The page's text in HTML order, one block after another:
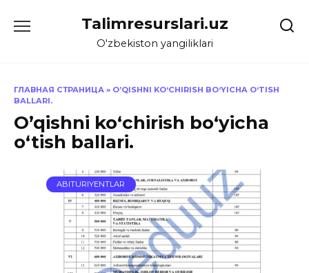
Talimresurslari.uz
O'zbekiston yangiliklari
ГЛАВНАЯ СТРАНИЦА » O’QISHNI KO‘CHIRISH BO‘YICHA O‘TISH
BALLARI.
O’qishni ko‘chirish bo‘yicha
o‘tish ballari.
ABITURIYENTLAR